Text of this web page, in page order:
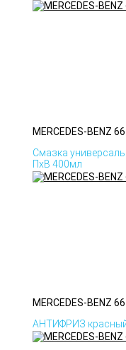
MERCEDES-BENZ
Смазка
ПхВ 400мл
MERCEDES-BENZ
АНТИФРИЗ